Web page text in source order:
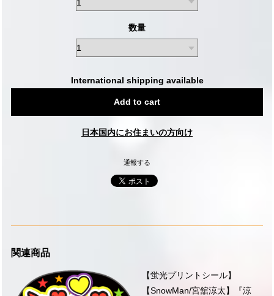
数量
International shipping available
Add to cart
日本国内にお住まいの方向け
通報する
関連商品
【蛍光プリントシール】
【SnowMan/宮舘涼太】『涼